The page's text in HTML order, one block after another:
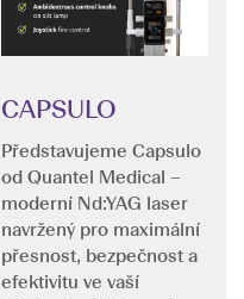
CAPSULO
Představujeme Capsulo
od Quantel Medical –
moderní Nd:YAG laser
navržený pro maximální
přesnost, bezpečnost a
efektivitu ve vaší